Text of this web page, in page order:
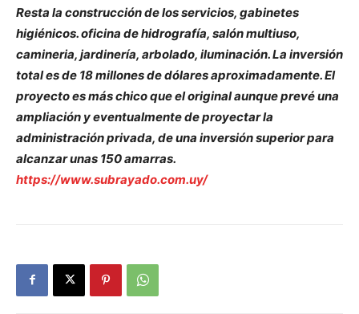
Resta la construcción de los servicios, gabinetes
higiénicos. oficina de hidrografía, salón multiuso,
camineria, jardinería, arbolado, iluminación. La inversión
total es de 18 millones de dólares aproximadamente. El
proyecto es más chico que el original aunque prevé una
ampliación y eventualmente de proyectar la
administración privada, de una inversión superior para
alcanzar unas 150 amarras.
https://www.subrayado.com.uy/